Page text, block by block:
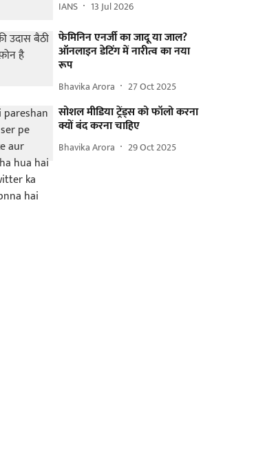
IANS 13 Jul 2026
फेमिनिन एनर्जी का जादू या जाल?
ऑनलाइन डेटिंग में नारीत्व का नया
रूप
Bhavika Arora 27 Oct 2025
सोशल मीडिया ट्रेंड्स को फॉलो करना
क्यों बंद करना चाहिए
Bhavika Arora 29 Oct 2025